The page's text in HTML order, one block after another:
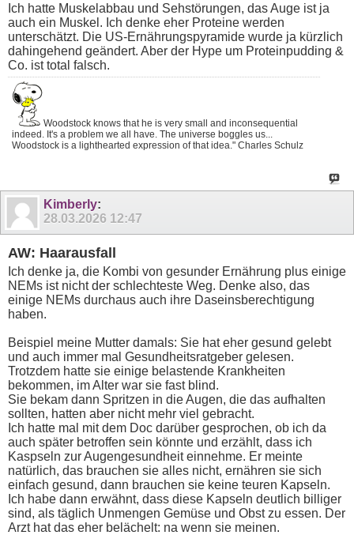
Ich hatte Muskelabbau und Sehstörungen, das Auge ist ja
auch ein Muskel. Ich denke eher Proteine werden
unterschätzt. Die US-Ernährungspyramide wurde ja kürzlich
dahingehend geändert. Aber der Hype um Proteinpudding &
Co. ist total falsch.
Woodstock knows that he is very small and inconsequential
indeed. It's a problem we all have. The universe boggles us...
Woodstock is a lighthearted expression of that idea." Charles Schulz
Kimberly:
28.03.2026 12:47
AW: Haarausfall
Ich denke ja, die Kombi von gesunder Ernährung plus einige
NEMs ist nicht der schlechteste Weg. Denke also, das
einige NEMs durchaus auch ihre Daseinsberechtigung
haben.
Beispiel meine Mutter damals: Sie hat eher gesund gelebt
und auch immer mal Gesundheitsratgeber gelesen.
Trotzdem hatte sie einige belastende Krankheiten
bekommen, im Alter war sie fast blind.
Sie bekam dann Spritzen in die Augen, die das aufhalten
sollten, hatten aber nicht mehr viel gebracht.
Ich hatte mal mit dem Doc darüber gesprochen, ob ich da
auch später betroffen sein könnte und erzählt, dass ich
Kaspseln zur Augengesundheit einnehme. Er meinte
natürlich, das brauchen sie alles nicht, ernähren sie sich
einfach gesund, dann brauchen sie keine teuren Kapseln.
Ich habe dann erwähnt, dass diese Kapseln deutlich billiger
sind, als täglich Unmengen Gemüse und Obst zu essen. Der
Arzt hat das eher belächelt: na wenn sie meinen.